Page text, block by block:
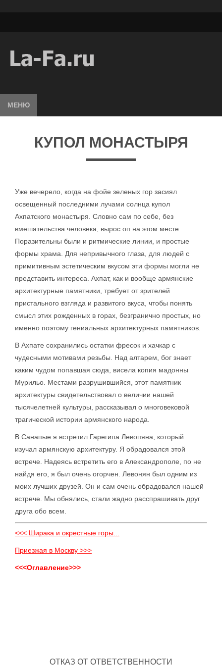
МЕНЮ
КУПОЛ МОНАСТЫРЯ
Уже вечерело, когда на фойе зеленых гор засиял
освещенный последними лучами солнца купол
Ахпатского монастыря. Словно сам по себе, без
вмешательства человека, вырос оп на этом месте.
Поразительны были и ритмические линии, и простые
формы храма. Для непривычного глаза, для людей с
примитивным эстетическим вкусом эти формы могли не
представить интереса. Ахпат, как и вообще армянские
архитектурные памятники, требует от зрителей
пристального взгляда и развитого вкуса, чтобы понять
смысл этих рожденных в горах, безгранично простых, но
именно поэтому гениальных архитектурных памятников.
В Ахпате сохранились остатки фресок и хачкар с
чудесными мотивами резьбы. Над алтарем, бог знает
каким чудом попавшая сюда, висела копия мадонны
Мурильо. Местами разрушившийся, этот памятник
архитектуры свидетельствовал о величии нашей
тысячелетней культуры, рассказывал о многовековой
трагической истории армянского народа.
В Санапые я встретил Гарегипа Левопяна, который
изучал армянскую архитектуру. Я обрадовался этой
встрече. Надеясь встретить его в Александрополе, по не
найдя его, я был очень огорчен. Левонян был одним из
моих лучших друзей. Он и сам очень обрадовался нашей
встрече. Мы обнялись, стали жадно расспрашивать друг
друга обо всем.
<<< Ширака и окрестные горы...
Приезжая в Москву >>>
<<<Оглавление>>>
ОТКАЗ ОТ ОТВЕТСТВЕННОСТИ